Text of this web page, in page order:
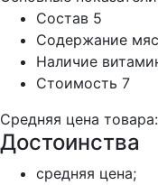
Состав 5
Содержание
Наличие
Стоимость 7
Средняя цена
Достоинства
средняя цена;